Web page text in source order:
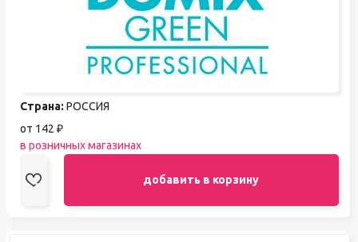
Страна: РОССИЯ
от 142 ₽
в розничных магазинах
добавить в корзину